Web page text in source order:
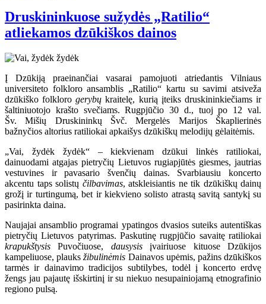
Druskininkuose sužydės „Ratilio“
atliekamos dzūkiškos dainos
Į Dzūkiją praeinančiai vasarai pamojuoti atriedantis Vilniaus
universiteto folkloro ansamblis „Ratilio“ kartu su savimi atsiveža
dzūkiško folklorogerybų kraitelę, kurią įteiks druskininkiečiams ir
šaltiniuotojo krašto svečiams. Rugpjūčio 30 d., tuoj po 12 val.
Šv. Mišių Druskininkų Švč. Mergelės Marijos Škaplierinės
bažnyčios altorius ratiliokai apkaišys dzūkiškų melodijų gėlaitėmis.
„Vai, žydėk žydėk“ – kiekvienam dzūkui linkės ratiliokai,
dainuodami atgajas pietryčių Lietuvos rugiapjūtės giesmes, jautrias
vestuvines ir pavasario švenčių dainas. Svarbiausiu koncerto
akcentu taps solistų čilbavimas, atskleisiantis ne tik dzūkiškų dainų
grožį ir turtingumą, bet ir kiekvieno solisto atrastą savitą santykį su
pasirinkta daina.
Naujajai ansamblio programai ypatingos dvasios suteiks autentiškas
pietryčių Lietuvos patyrimas. Paskutinę rugpjūčio savaitę ratiliokai
krapukštysis Puvočiuose, dausysisįvairiuose kituose Dzūkijos
kampeliuose, plauksžibulinėmis Dainavos upėmis, pažins dzūkiškos
tarmės ir dainavimo tradicijos subtilybes, todėl į koncerto erdvę
žengs jau pajautę išskirtinį ir su niekuo nesupainiojamą etnografinio
regiono pulsą.